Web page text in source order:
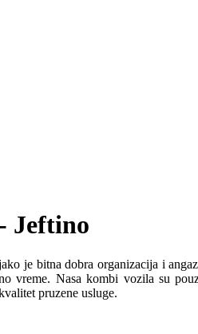
Jeftino
je bitna dobra organizacija i
vreme. Nasa kombi vozila su
pruzene usluge.